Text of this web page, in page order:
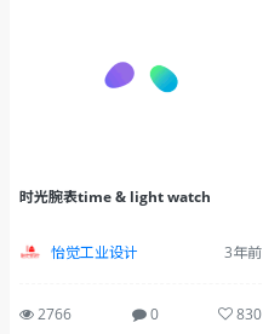
时光腕表time & light watch
怡觉工业设计 3年前
2766 0 830